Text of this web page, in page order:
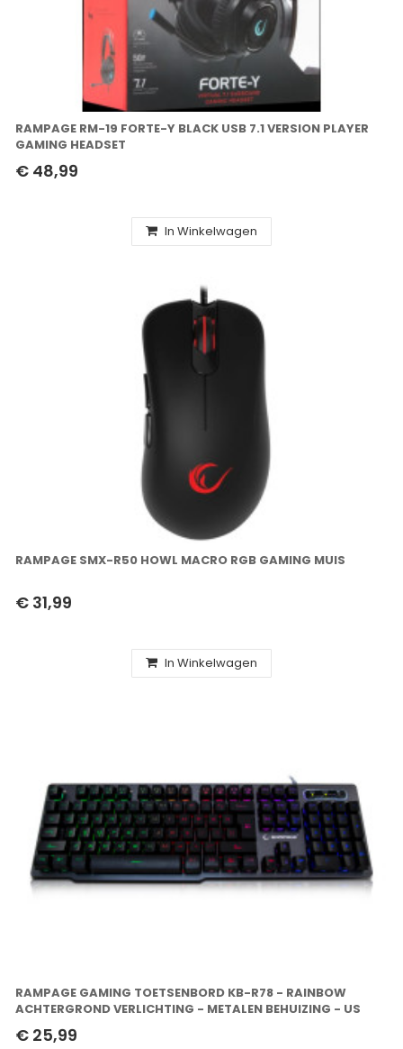
RAMPAGE RM-19 FORTE-Y BLACK USB 7.1 VERSION PLAYER
GAMING HEADSET
€ 48,99
In Winkelwagen
RAMPAGE SMX-R50 HOWL MACRO RGB GAMING MUIS
€ 31,99
In Winkelwagen
RAMPAGE GAMING TOETSENBORD KB-R78 - RAINBOW
ACHTERGROND VERLICHTING - METALEN BEHUIZING - US
LAYOUT
€ 25,99